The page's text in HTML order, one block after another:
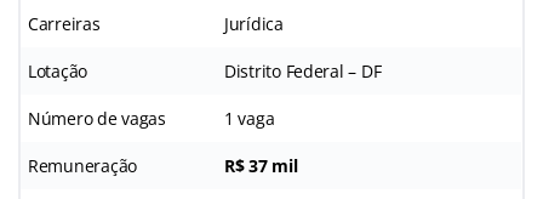
Carreiras Jurídica
Lotação Distrito Federal – DF
Número de vagas 1 vaga
Remuneração R$ 37 mil